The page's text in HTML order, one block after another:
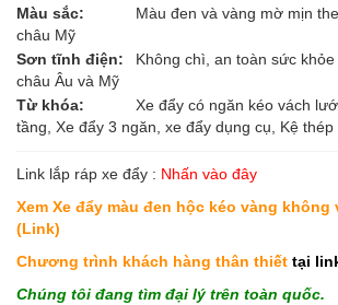
Màu sắc:
Màu đen và vàng mờ mịn
châu Mỹ
Sơn tĩnh điện:
Không chì, an toàn sức
châu Âu và Mỹ
Từ khóa:
Xe đẩy có ngăn kéo vách
tầng, Xe đẩy 3 ngăn, xe đẩy dụng cụ, Kệ thép
Link lắp ráp xe đẩy : Nhấn vào đây
Xem Xe đẩy màu đen hộc kéo vàng không
(Link)
Chương trình khách hàng thân thiết tại
Chúng tôi đang tìm đại lý trên toàn quốc.